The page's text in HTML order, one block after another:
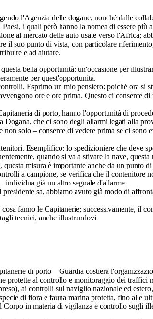
l'Agenzia delle dogane, nonché dalle
i quali però hanno la nomea di essere più
al mercato delle auto usate verso l'Africa;
il suo punto di vista, con particolare
e ad aiutare.
bella opportunità: un'occasione per
per quest'opportunità.
Esprimo un mio pensiero: poiché ora si
ore e ore prima. Questo ci consente
di porto, hanno l'opportunità di
che ci sono degli allarmi legati alla
solo – consente di vedere prima se ci sono
Esemplifico: lo spedizioniere che deve
quando si va a stivare la nave, questa
misura è importante anche da un punto
a campione, se verifica che il contenitore
individua già un altro segnale d'allarme.
sa, abbiamo avuto già modo di
fanno le Capitanerie; successivamente, il
tecnici, anche illustrandovi
di porto – Guardia costiera
protette al controllo e monitoraggio dei traffici
ai controlli sul naviglio nazionale ed
di flora e fauna marina protetta, fino alle
in materia di vigilanza e controllo sugli